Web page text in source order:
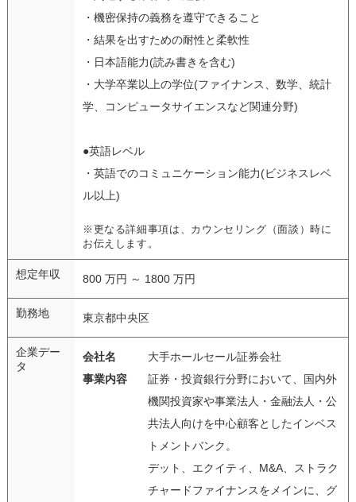
・機密保持の義務を遵守できること
・結果を出すための耐性と柔軟性
・日本語能力(読み書きを含む)
・大学卒業以上の学位(ファイナンス、数学、統計
学、コンピュータサイエンスなど関連分野)
●英語レベル
・英語でのコミュニケーション能力(ビジネスレベ
ル以上)
※更なる詳細事項は、カウンセリング（面談）時に
お伝えします。
想定年収 800 万円 ～ 1800 万円
勤務地 東京都中央区
企業デー
タ
会社名
大手ホールセール証券会社
事業内容
証券・投資銀行分野において、国内外
機関投資家や事業法人・金融法人・公
共法人向けを中心顧客としたインベス
トメントバンク。
デット、エクイティ、M&A、ストラク
チャードファイナンスをメインに、グ